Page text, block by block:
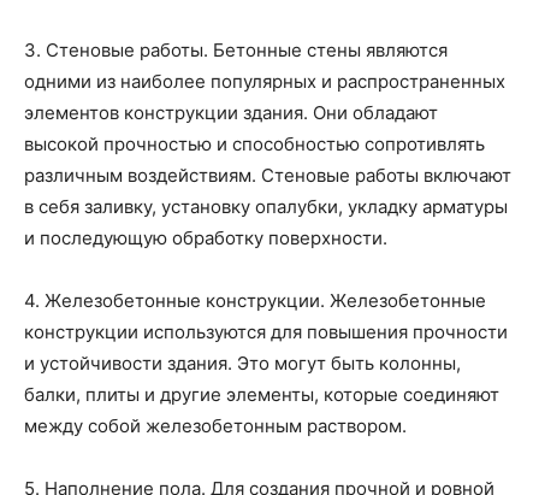
3. Стеновые работы. Бетонные стены являются
одними из наиболее популярных и распространенных
элементов конструкции здания. Они обладают
высокой прочностью и способностью сопротивлять
различным воздействиям. Стеновые работы включают
в себя заливку, установку опалубки, укладку арматуры
и последующую обработку поверхности.
4. Железобетонные конструкции. Железобетонные
конструкции используются для повышения прочности
и устойчивости здания. Это могут быть колонны,
балки, плиты и другие элементы, которые соединяют
между собой железобетонным раствором.
5. Наполнение пола. Для создания прочной и ровной